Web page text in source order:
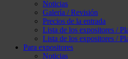
Noticias
Galería / Revisión
Precios de la entrada
Lista de los expositores /
Lista de los expositores /
Para expositores
Noticias